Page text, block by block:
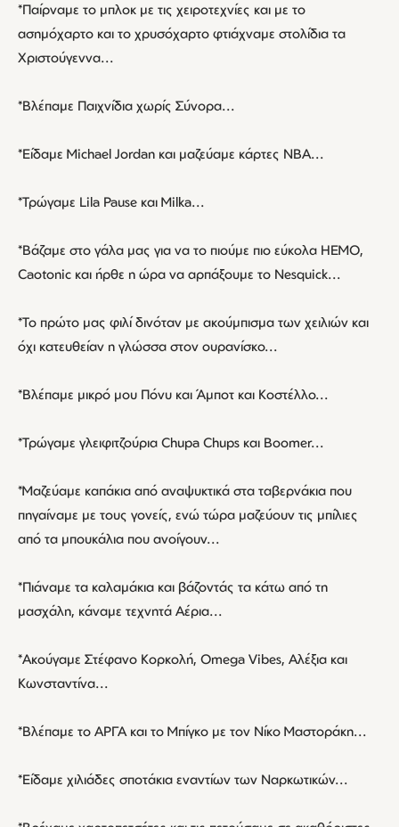
*Παίρναμε το μπλοκ με τις χειροτεχνίες και με το
ασημόχαρτο και το χρυσόχαρτο φτιάχναμε στολίδια τα
Χριστούγεννα...
*Βλέπαμε Παιχνίδια χωρίς Σύνορα...
*Είδαμε Michael Jordan και μαζεύαμε κάρτες ΝΒΑ...
*Τρώγαμε Lila Pause και Milka...
*Βάζαμε στο γάλα μας για να το πιούμε πιο εύκολα HEMO,
Caotonic και ήρθε η ώρα να αρπάξουμε το Nesquick...
*Το πρώτο μας φιλί δινόταν με ακούμπισμα των χειλιών και
όχι κατευθείαν η γλώσσα στον ουρανίσκο...
*Βλέπαμε μικρό μου Πόνυ και Άμποτ και Κοστέλλο...
*Τρώγαμε γλειφιτζούρια Chupa Chups και Boomer...
*Μαζεύαμε καπάκια από αναψυκτικά στα ταβερνάκια που
πηγαίναμε με τους γονείς, ενώ τώρα μαζεύουν τις μπίλιες
από τα μπουκάλια που ανοίγουν...
*Πιάναμε τα καλαμάκια και βάζοντάς τα κάτω από τη
μασχάλη, κάναμε τεχνητά Αέρια...
*Ακούγαμε Στέφανο Κορκολή, Οmega Vibes, Αλέξια και
Κωνσταντίνα...
*Βλέπαμε το ΑΡΓΑ και το Μπίγκο με τον Νίκο Μαστοράκη...
*Είδαμε χιλιάδες σποτάκια εναντίων των Ναρκωτικών...